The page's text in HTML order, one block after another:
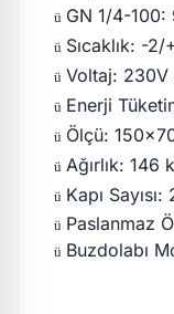
ü GN 1/4-100:
ü Sıcaklık: -2/
ü Voltaj:
ü Enerji
ü Ölçü:
ü Ağırlık: 146
ü Kapı Sayısı:
ü Paslanmaz
ü Buzdolabı